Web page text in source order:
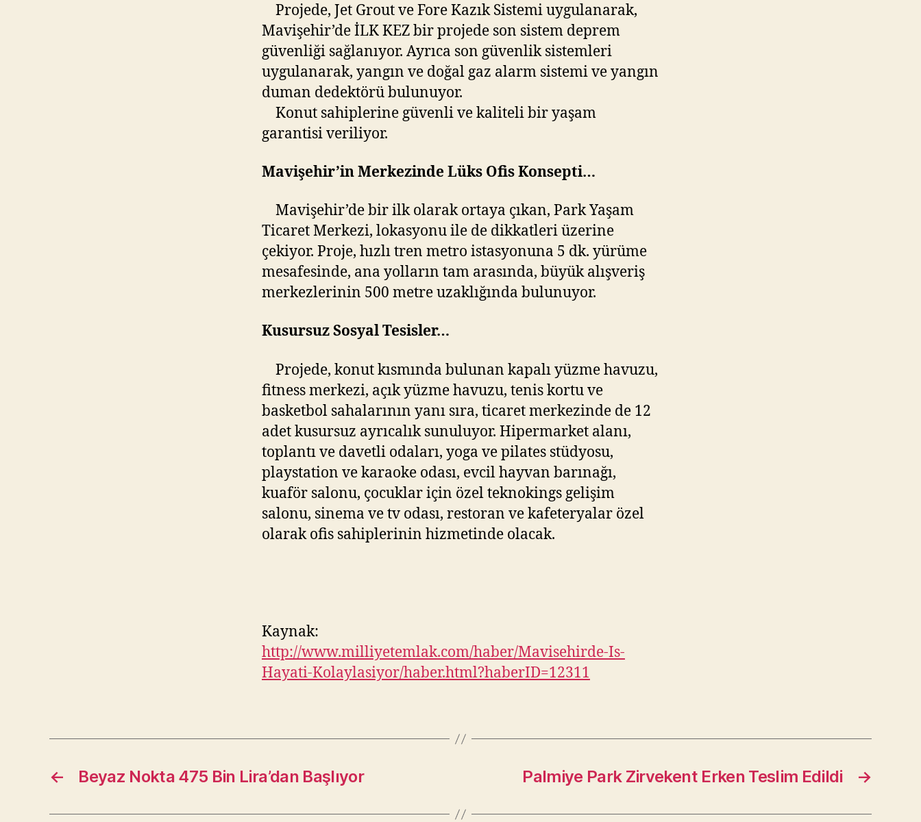
Projede, Jet Grout ve Fore Kazık Sistemi uygulanarak,
Mavişehir’de İLK KEZ bir projede son sistem deprem
güvenliği sağlanıyor. Ayrıca son güvenlik sistemleri
uygulanarak, yangın ve doğal gaz alarm sistemi ve yangın
duman dedektörü bulunuyor.
Konut sahiplerine güvenli ve kaliteli bir yaşam
garantisi veriliyor.
Mavişehir’in Merkezinde Lüks Ofis Konsepti…
Mavişehir’de bir ilk olarak ortaya çıkan, Park Yaşam
Ticaret Merkezi, lokasyonu ile de dikkatleri üzerine
çekiyor. Proje, hızlı tren metro istasyonuna 5 dk. yürüme
mesafesinde, ana yolların tam arasında, büyük alışveriş
merkezlerinin 500 metre uzaklığında bulunuyor.
Kusursuz Sosyal Tesisler…
Projede, konut kısmında bulunan kapalı yüzme havuzu,
fitness merkezi, açık yüzme havuzu, tenis kortu ve
basketbol sahalarının yanı sıra, ticaret merkezinde de 12
adet kusursuz ayrıcalık sunuluyor. Hipermarket alanı,
toplantı ve davetli odaları, yoga ve pilates stüdyosu,
playstation ve karaoke odası, evcil hayvan barınağı,
kuaför salonu, çocuklar için özel teknokings gelişim
salonu, sinema ve tv odası, restoran ve kafeteryalar özel
olarak ofis sahiplerinin hizmetinde olacak.
Kaynak:
http://www.milliyetemlak.com/haber/Mavisehirde-Is-
Hayati-Kolaylasiyor/haber.html?haberID=12311
← Beyaz Nokta 475 Bin Lira’dan Başlıyor →
Palmiye Park Zirvekent Erken Teslim Edildi